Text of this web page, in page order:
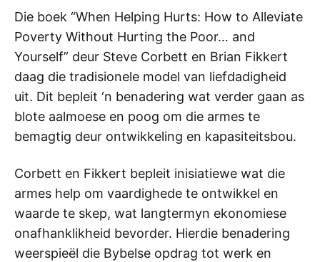
Die boek “When Helping Hurts: How to Alleviate
Poverty Without Hurting the Poor… and
Yourself” deur Steve Corbett en Brian Fikkert
daag die tradisionele model van liefdadigheid
uit. Dit bepleit ‘n benadering wat verder gaan as
blote aalmoese en poog om die armes te
bemagtig deur ontwikkeling en kapasiteitsbou.
Corbett en Fikkert bepleit inisiatiewe wat die
armes help om vaardighede te ontwikkel en
waarde te skep, wat langtermyn ekonomiese
onafhanklikheid bevorder. Hierdie benadering
weerspieël die Bybelse opdrag tot werk en